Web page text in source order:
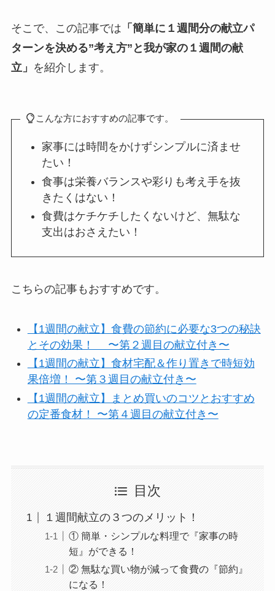
そこで、この記事では 「簡単に１週間分の献立パ
ターンを決める”考え方”と我が家の１週間の献
立」 を紹介します。
こんな方におすすめの記事です。
家事には時間をかけずシンプルに済ませ
たい！
食事は栄養バランスや彩りも考え手を抜
きたくはない！
食費はケチケチしたくないけど、無駄な
支出はおさえたい！
こちらの記事もおすすめです。
【1週間の献立】食費の節約に必要な3つの秘訣
とその効果！ 〜第２週目の献立付き〜
【1週間の献立】食材宅配＆作り置きで時短効
果倍増！ 〜第３週目の献立付き〜
【1週間の献立】まとめ買いのコツとおすすめ
の定番食材！ 〜第４週目の献立付き〜
目次
１週間献立の３つのメリット！
① 簡単・シンプルな料理で『家事の時
短』ができる！
② 無駄な買い物が減って食費の『節約』
になる！